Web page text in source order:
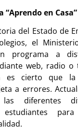
“Aprendo en Casa”
del Estado de
el
programa a
web, radio o
es cierto que la
a errores.
las diferentes